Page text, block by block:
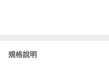
規格說明